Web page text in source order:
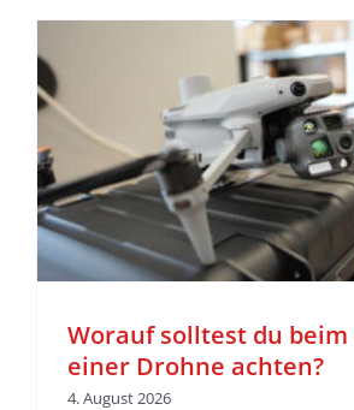
Worauf solltest du beim
einer Drohne achten?
4. August 2026